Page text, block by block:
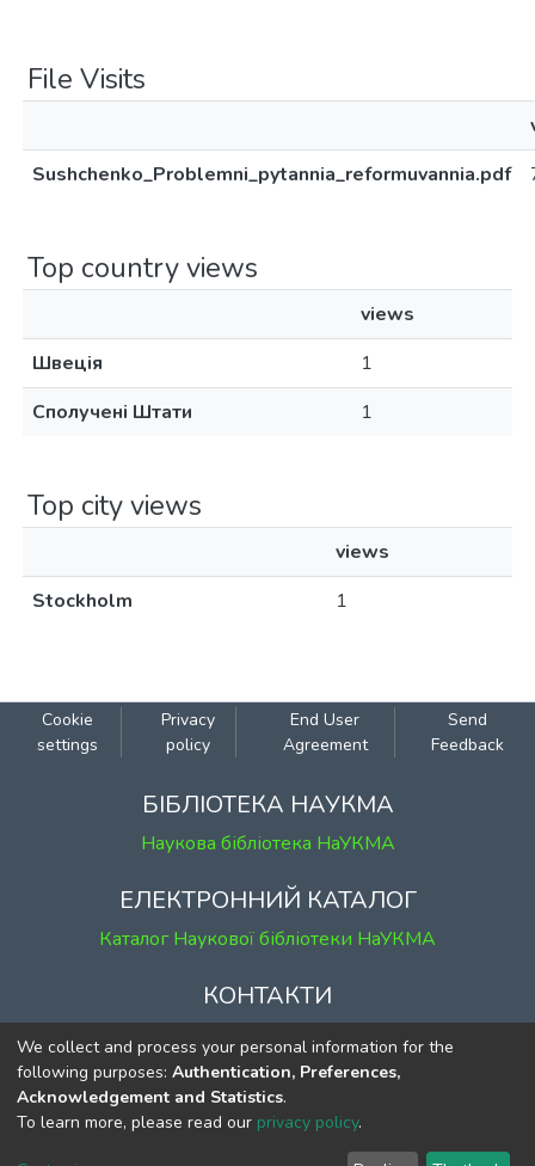
File Visits
Sushchenko_Problemni_pytannia_reformuvannia.pdf
Top country views
views
Швеція
1
Сполучені Штати
1
Top city views
views
Stockholm
1
Cookie
settings
Privacy
policy
End User
Agreement
Send
Feedback
БІБЛІОТЕКА НАУКМА
Наукова бібліотека НаУКМА
ЕЛЕКТРОННИЙ КАТАЛОГ
Каталог Наукової бібліотеки НаУКМА
КОНТАКТИ
м. Київ, вул. Григорія Сковороди, 2
к. 1, к. 120
тел. (044) 463-69-31
ekmair@ukma.edu.ua
We collect and process your personal information for the
following purposes: Authentication, Preferences,
Acknowledgement and Statistics.
To learn more, please read our privacy policy.